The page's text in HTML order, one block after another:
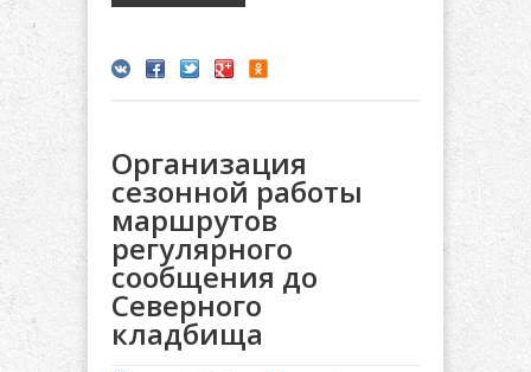
Организация
сезонной работы
маршрутов
регулярного
сообщения до
Северного
кладбища